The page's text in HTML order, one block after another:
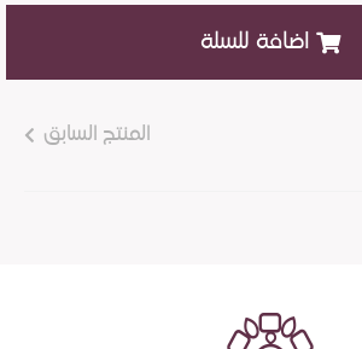
اضافة للسلة
المنتج السابق